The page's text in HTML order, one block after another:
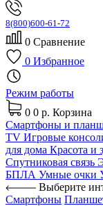
8(800)600-61-72
0 Сравнение
0 Избранное
Режим работы
0 0 р. Корзина
Смартфоны и
TV Игровые
для дома Красота и
Спутниковая связь
БПЛА Умные очки
Выберите
Смартфоны